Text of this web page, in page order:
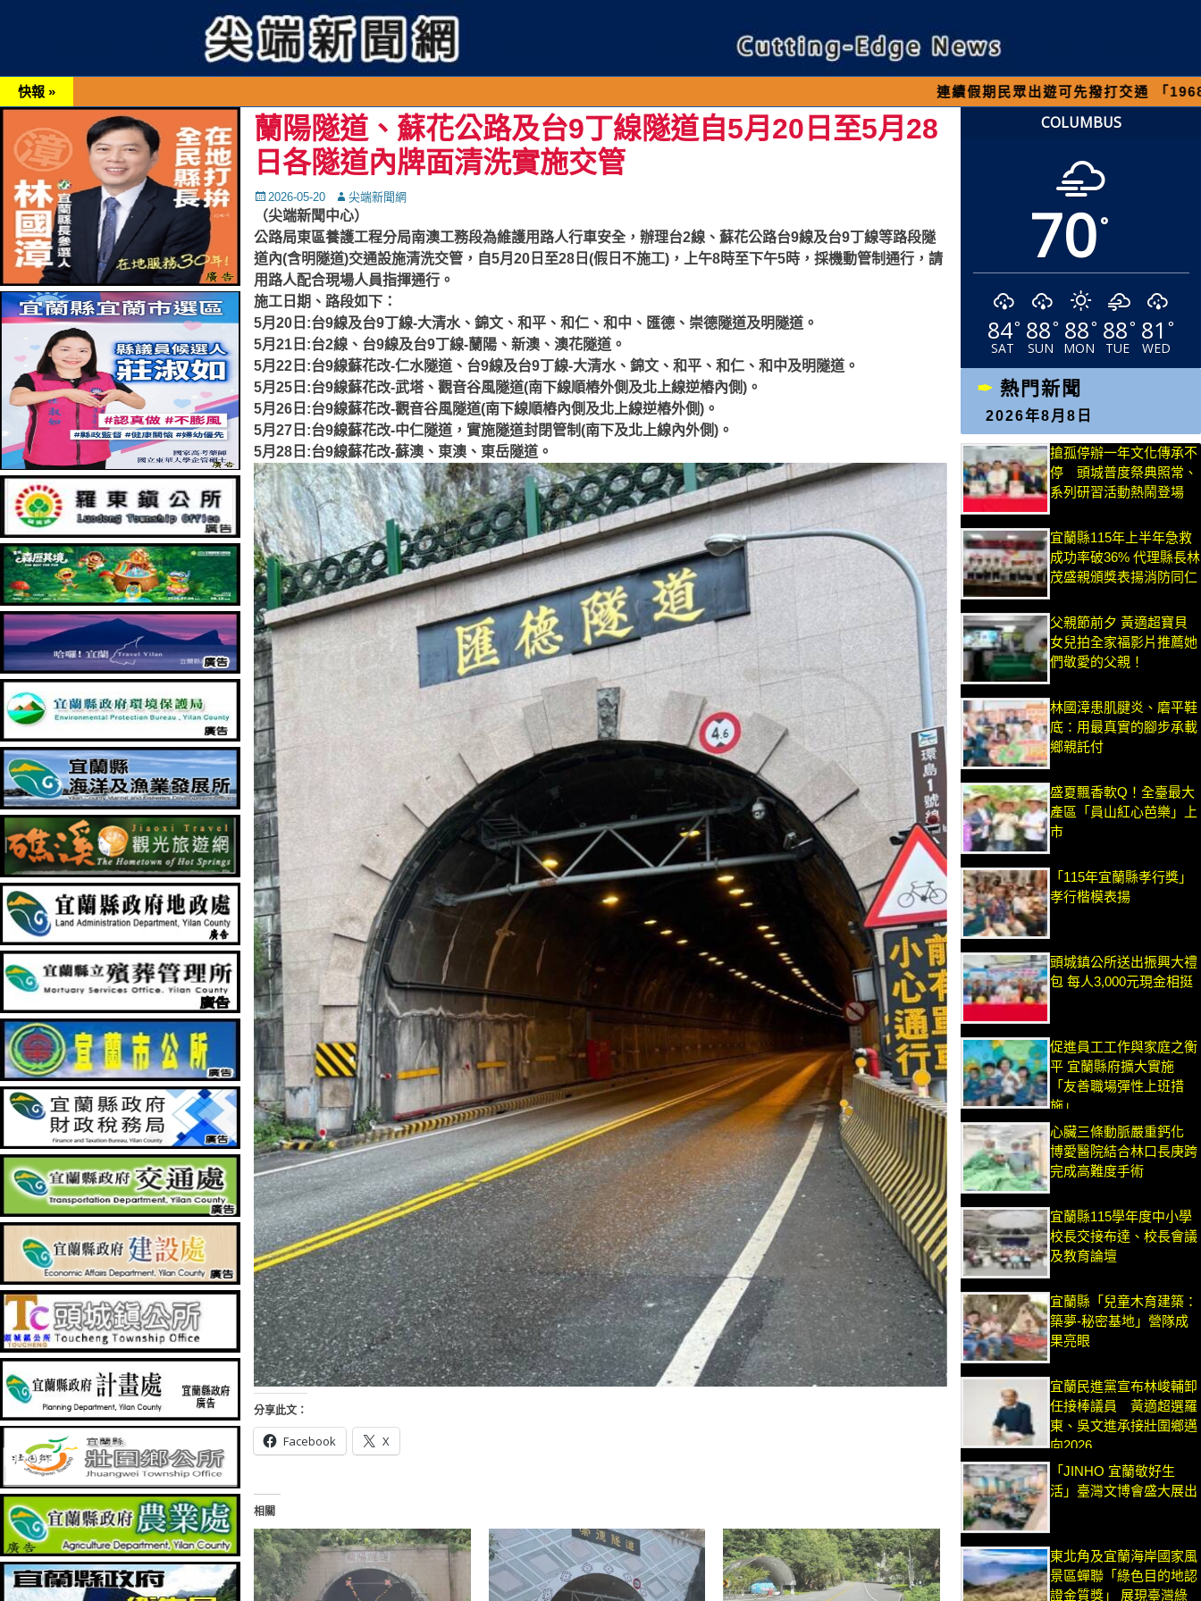
快報 » 連續假期民眾出遊可先撥打交通 「1968」客服專線
蘭陽隧道、蘇花公路及台9丁線隧道自5月20日至5月28
日各隧道內牌面清洗實施交管
Posted
on
2026-05-20 Autor尖端新聞網
（尖端新聞中心）
公路局東區養護工程分局南澳工務段為維護用路人行車安全，辦理台2線、蘇花公路台9線及台9丁線等路段隧
道內(含明隧道)交通設施清洗交管，自5月20日至28日(假日不施工)，上午8時至下午5時，採機動管制通行，請
用路人配合現場人員指揮通行。
施工日期、路段如下：
5月20日:台9線及台9丁線-大清水、錦文、和平、和仁、和中、匯德、崇德隧道及明隧道。
5月21日:台2線、台9線及台9丁線-蘭陽、新澳、澳花隧道。
5月22日:台9線蘇花改-仁水隧道、台9線及台9丁線-大清水、錦文、和平、和仁、和中及明隧道。
5月25日:台9線蘇花改-武塔、觀音谷風隧道(南下線順樁外側及北上線逆樁內側)。
5月26日:台9線蘇花改-觀音谷風隧道(南下線順樁內側及北上線逆樁外側)。
5月27日:台9線蘇花改-中仁隧道，實施隧道封閉管制(南下及北上線內外側)。
5月28日:台9線蘇花改-蘇澳、東澳、東岳隧道。
分享此文：
Facebook X
相關
COLUMBUS
70°
84°
SAT
88°
SUN
88°
MON
88°
TUE
81 °
WED
熱門新聞
2026年8月8日
搶孤停辦一年文化傳承不
停 頭城普度祭典照常、
系列研習活動熱鬧登場
宜蘭縣115年上半年急救
成功率破36% 代理縣長林
茂盛親頒獎表揚消防同仁
父親節前夕 黃適超寶貝
女兒拍全家福影片推薦她
們敬愛的父親！
林國漳患肌腱炎、磨平鞋
底：用最真實的腳步承載
鄉親託付
盛夏飄香軟Q！全臺最大
產區「員山紅心芭樂」上
市
「115年宜蘭縣孝行獎」
孝行楷模表揚
頭城鎮公所送出振興大禮
包 每人3,000元現金相挺
促進員工工作與家庭之衡
平 宜蘭縣府擴大實施
「友善職場彈性上班措
施」
心臟三條動脈嚴重鈣化
博愛醫院結合林口長庚跨
完成高難度手術
宜蘭縣115學年度中小學
校長交接布達、校長會議
及教育論壇
宜蘭縣「兒童木育建築：
築夢-秘密基地」營隊成
果亮眼
宜蘭民進黨宣布林峻輔卸
任接棒議員 黃適超選羅
東、吳文進承接壯圍鄉邁
向2026
「JINHO 宜蘭敬好生
活」臺灣文博會盛大展出
東北角及宜蘭海岸國家風
景區蟬聯「綠色目的地認
證金質獎」 展現臺灣綠